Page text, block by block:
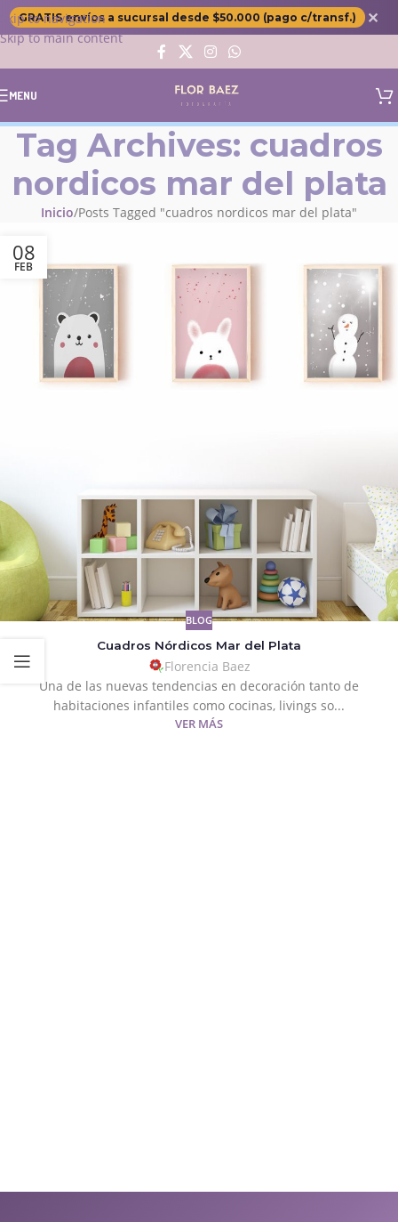
Skip to navigation
Skip to main content
GRATIS envíos a sucursal desde $50.000 (pago c/transf.) ✕
MENU
Tag Archives: cuadros
nordicos mar del plata
Inicio Posts Tagged "cuadros nordicos mar del plata"
08
FEB
BLOG
Cuadros Nórdicos Mar del Plata
Florencia Baez
Una de las nuevas tendencias en decoración tanto de
habitaciones infantiles como cocinas, livings so...
VER MÁS